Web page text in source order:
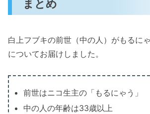
まとめ
白上フブキの前世（中の人）がもるに
についてお届けしました。
前世はニコ生主の「もるにゃう」
中の人の年齢は33歳以上